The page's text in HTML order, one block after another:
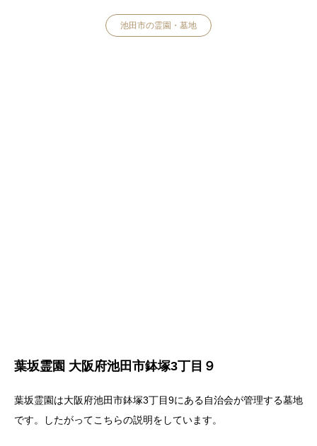
池田市の霊園・墓地
葉坂霊園 大阪府池田市鉢塚3丁目９
葉坂霊園は大阪府池田市鉢塚3丁目9にある自治会が管理する墓地
です。したがってこちらの説明をしています。